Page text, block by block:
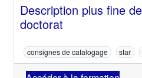
Description plus fine
doctorat
consignes de catalogage star